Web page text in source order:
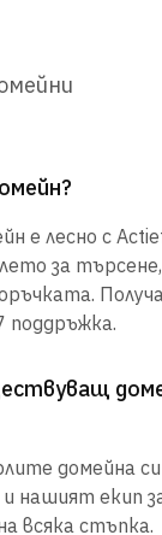
е лесно с
за
поддръжка.
домейна
нашият екип
всяка стъпка.